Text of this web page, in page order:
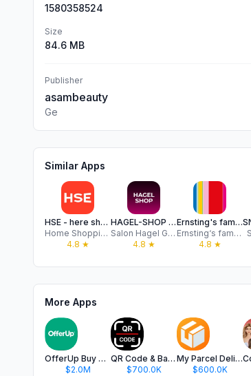
1580358524
Size
84.6 MB
Publisher
asambeauty
Ge
Similar Apps
HSE - here shopping entertains
Home Shopping Europe GmbH
4.8 ★
HAGEL-SHOP - Schön für mich
Salon Hagel GmbH
4.8 ★
Ernsting's family
Ernsting‘s family GmbH & Co. KG
4.8 ★
More Apps
OfferUp Buy & Sell Marketplace
$2.0M
QR Code & Barcode Scanner app.
$700.0K
My Parcel Delivery Tracker
$600.0K